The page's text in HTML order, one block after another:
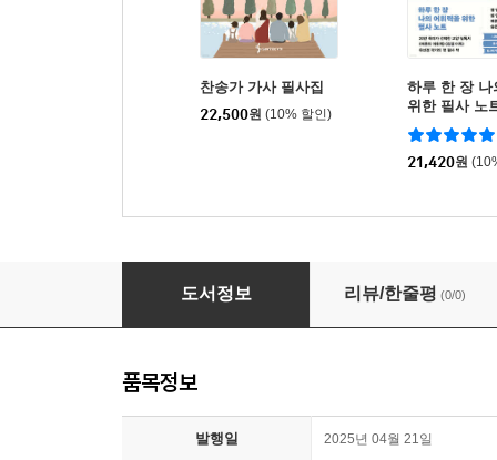
찬송가 가사 필사집
22,500원 (10% 할인)
하루 한 장 나
위한 필사 노
21,420원
CCM 찬양 필사집
도서정보 리뷰/한줄평 (0/0)
품목정보
발행일 2025년 04월 21일